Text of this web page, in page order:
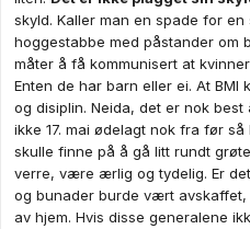
skyld. Kaller man en spade for
hoggestabbe med påstander om
måter å få kommunisert at
Enten de har barn eller ei. At BMI
og disiplin. Neida, det er nok
ikke 17. mai ødelagt nok fra før
skulle finne på å gå litt rundt
verre, være ærlig og tydelig. Er
og bunader burde vært
av hjem. Hvis disse generalene